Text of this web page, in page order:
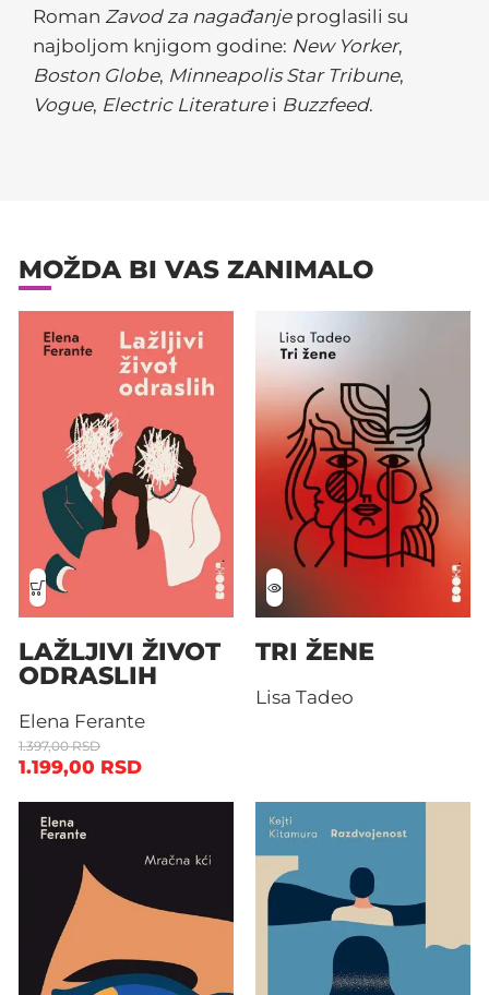
Roman Zavod za nagađanjeproglasili su
najboljom knjigom godine: New Yorker,
Boston Globe, Minneapolis Star Tribune,
Vogue, Electric Literaturei Buzzfeed.
MOŽDA BI VAS ZANIMALO
LAŽLJIVI ŽIVOT
ODRASLIH
Elena Ferante
1.397,00RSD
1.199,00 RSD
TRI ŽENE
Lisa Tadeo